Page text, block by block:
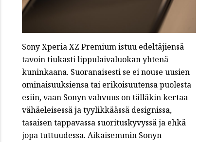
Sony Xperia XZ Premium istuu edeltäjiensä
tavoin tiukasti lippulaivaluokan yhtenä
kuninkaana. Suoranaisesti se ei nouse uusien
ominaisuuksiensa tai erikoisuutensa puolesta
esiin, vaan Sonyn vahvuus on tälläkin kertaa
vähäeleisessä ja tyylikkäässä designissa,
tasaisen tappavassa suorituskyvyssä ja ehkä
jopa tuttuudessa. Aikaisemmin Sonyn